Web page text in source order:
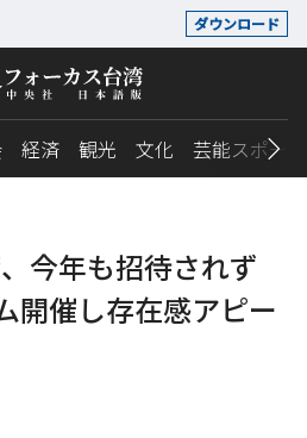
ダウンロード
経済 観光 文化 芸能スポーツ
今年も招待されず
開催し存在感アピー